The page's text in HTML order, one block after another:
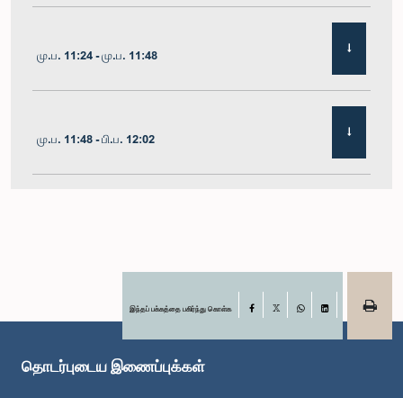
மு.ப. 11:24 - மு.ப. 11:48
மு.ப. 11:48 - பி.ப. 12:02
பி.ப. 12:19 - பி.ப. 12:32இந்தப் பக்கத்தை பகிர்ந்து கொள்க Facebook
LinkedIn
தொடர்புடைய இணைப்புக்கள்